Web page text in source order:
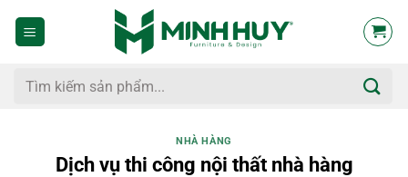
dung
Tìm
NHÀ HÀNG
Dịch vụ thi công nội thất nhà hàng